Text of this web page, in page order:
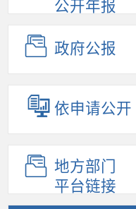
公开年报
政府公报
依申请公开
地方部门
平台链接